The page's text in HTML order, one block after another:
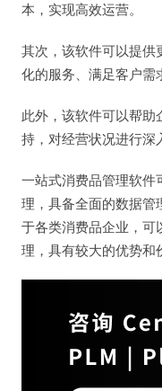
本，实现高效运营。
其次，该软件可以提供
化的服务、满足客户需
此外，该软件可以帮助
持，对经营状况进行深
一站式消费品管理软件
理，具备全面的数据管
于各类消费品企业，可
理，具有较大的优势和